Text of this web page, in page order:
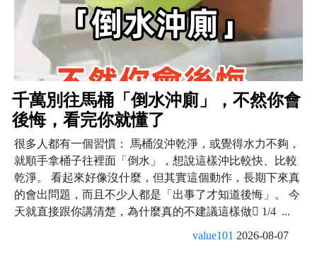
千萬別往馬桶「倒水沖廁」，不然你會
後悔，看完你就懂了
很多人都有一個習慣： 馬桶沒沖乾淨，或覺得水力不夠，
就順手拿桶子往裡面「倒水」，想說這樣沖比較快、比較
乾淨。 看起來好像沒什麼，但其實這個動作，長期下來真
的會出問題，而且不少人都是「出事了才知道後悔」。 今
天就直接跟你講清楚，為什麼真的不建議這樣做 1/4 ...
value101 2026-08-07